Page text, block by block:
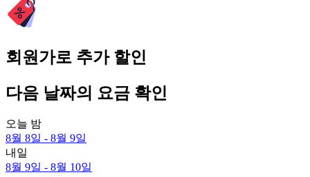
회원가로 추가 할인
다음 날짜의 요금 확인
오늘 밤
8월 8일 - 8월 9일
내일
8월 9일 - 8월 10일